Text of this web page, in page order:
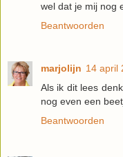
wel dat je mij nog
Beantwoorden
marjolijn 14 april
Als ik dit lees
nog even een
Beantwoorden